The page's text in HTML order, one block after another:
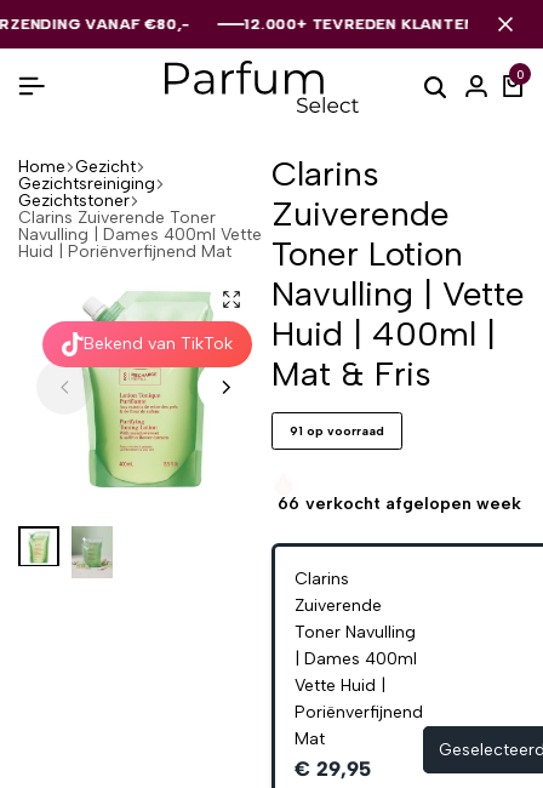
VANAF €80,- 12.000+ TEVREDEN KLANTEN
VANAF €80,- 12.000+ TEVREDEN KLANTEN
VANAF €80,- 12.000+ TEVREDEN KLANTEN
0
Home Gezicht
Gezichtsreiniging
Gezichtstoner
Clarins Zuiverende Toner
Navulling | Dames 400ml Vette
Huid | Poriënverfijnend Mat
Bekend van TikTok
Clarins
Zuiverende
Toner Lotion
Navulling | Vette
Huid | 400ml |
Mat & Fris
91 op voorraad
66 verkocht afgelopen week
Clarins
Zuiverende
Toner Navulling
| Dames 400ml
Vette Huid |
Poriënverfijnend
Mat
€ 29,95